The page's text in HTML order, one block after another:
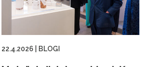
22.4.2026 BLOGI